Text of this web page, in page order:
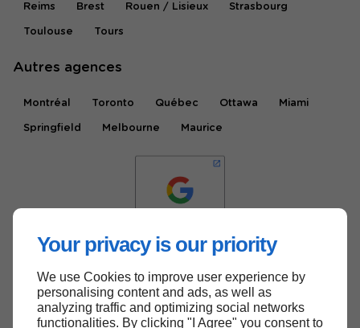
Your privacy is our priority
We use Cookies to improve user experience by
personalising content and ads, as well as
analyzing traffic and optimizing social networks
functionalities. By clicking "I Agree" you consent to
Reims Brest Rouen / Lisieux Strasbourg
Toulouse Tours
Autres agences
Montréal Toronto Québec Ottawa Miami
Springfield Melbourne Maurice
Haut de page